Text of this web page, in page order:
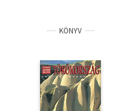
KÖNYV